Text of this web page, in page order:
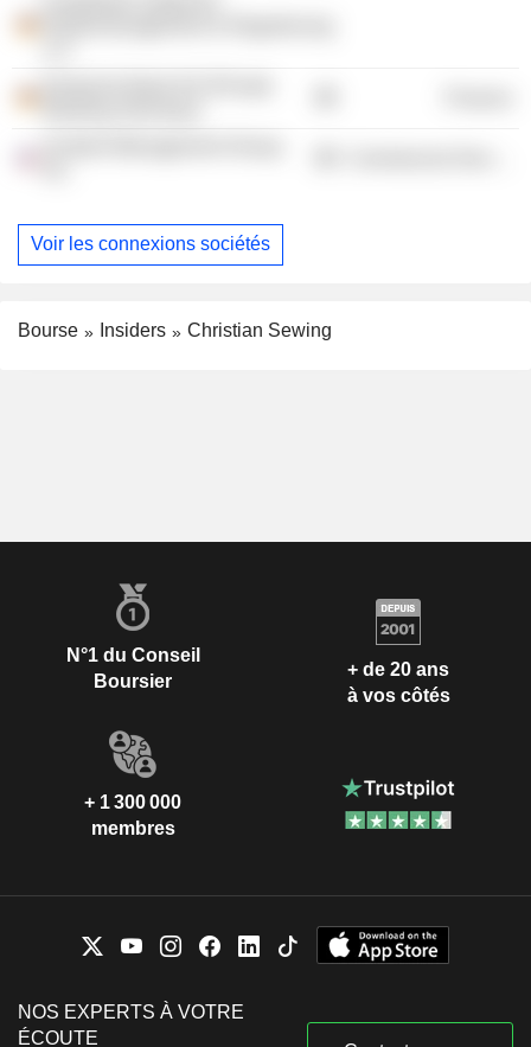
Voir les connexions sociétés
Bourse Insiders Christian Sewing
N°1 du Conseil
Boursier
+ de 20 ans
à vos côtés
+ 1 300 000
membres
NOS EXPERTS À VOTRE
ÉCOUTE